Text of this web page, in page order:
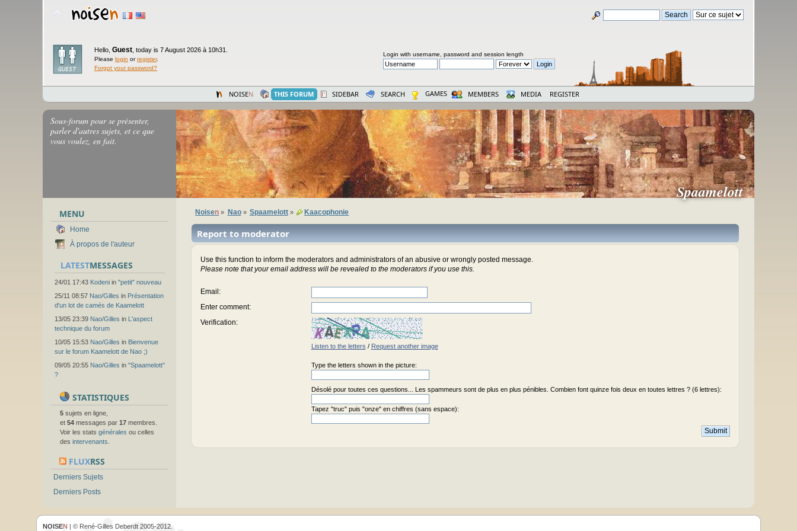
Hello, Guest today is 7 August 2026 à 10h31.
Please login orregister.
Forgot your password?
Login with username, password and session length
NOISEN THIS FORUM SIDEBAR SEARCH GAMES MEMBERS MEDIA REGISTER
Sous-forum pour se présenter,
parler d'autres sujets, et ce que
vous voulez, en fait.
MENU
Home
À propos de l'auteur
LATESTMESSAGES
24/01 17:43 Kodeni in "petit" nouveau
25/11 08:57 Nao/Gilles in Présentation
d'un lot de camés de Kaamelott
13/05 23:39 Nao/Gilles in L'aspect
technique du forum
10/05 15:53 Nao/Gilles in Bienvenue
sur le forum Kaamelott de Nao ;)
09/05 20:55 Nao/Gilles in "Spaamelott"
?
STATISTIQUES
5 sujets en ligne,
et 54 messages par 17 membres.
Voir les stats générales ou celles
des intervenants
FLUXRSS
Derniers Sujets
Derniers Posts
Spaamelott
Noisen » Nao» Spaamelott» Kaacophonie
Report to moderator
Use this function to inform the moderators and administrators of an abusive or wrongly posted message.
Please note that your email address will be revealed to the moderators if you use this.
Email :
Enter comment:
Verification:
Listen to the letters / Request another image
Type the letters shown in the picture:
Désolé pour toutes ces questions... Les spammeurs sont de plus en plus pénibles. Combien font quinze fois deux en toutes lettres ? (6 lettres):
Tapez "truc" puis "onze" en chiffres (sans espace):
NOISEN | © René-Gilles Deberdt 2005-2012.